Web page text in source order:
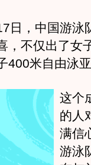
，中国游泳
，不仅出了女
400米自由泳
这个
的人
满信
游泳